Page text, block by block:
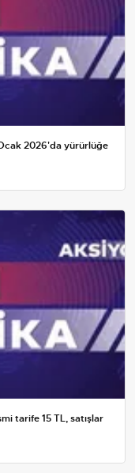
2026'da yürürlüğe
tarife 15 TL, satışlar